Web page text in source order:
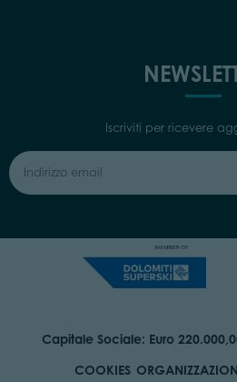
Iscriviti per ricevere
Capitale Sociale: Euro
COOKIES